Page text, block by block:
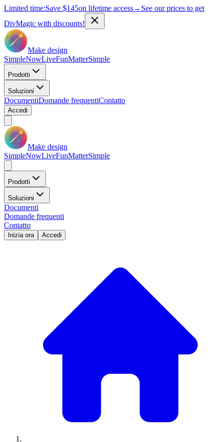
Limited time:Save $145on lifetime access→ See our prices to get
DivMagic with discounts!
Make design
SimpleNowLiveFunMatterSimple
Prodotti
Soluzioni
DocumentiDomande frequentiContatto
Accedi
Make design
SimpleNowLiveFunMatterSimple
Prodotti
Soluzioni
Documenti
Domande frequenti
Contatto
Inizia ora Accedi